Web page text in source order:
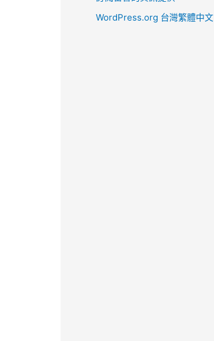
WordPress.org 台灣繁體中文